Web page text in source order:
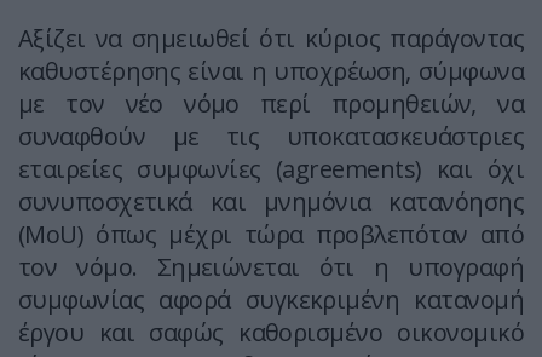
Αξίζει να σημειωθεί ότι κύριος παράγοντας
καθυστέρησης είναι η υποχρέωση, σύμφωνα
με τον νέο νόμο περί προμηθειών, να
συναφθούν με τις υποκατασκευάστριες
εταιρείες συμφωνίες (agreements) και όχι
συνυποσχετικά και μνημόνια κατανόησης
(ΜοU) όπως μέχρι τώρα προβλεπόταν από
τον νόμο. Σημειώνεται ότι η υπογραφή
συμφωνίας αφορά συγκεκριμένη κατανομή
έργου και σαφώς καθορισμένο οικονομικό